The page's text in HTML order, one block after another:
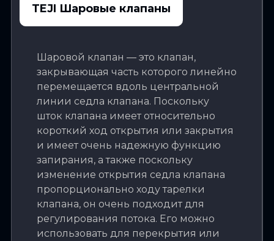
TEJI Шаровые клапаны
Шаровой клапан — это клапан,
закрывающая часть которого линейно
перемещается вдоль центральной
линии седла клапана. Поскольку
шток клапана имеет относительно
короткий ход открытия или закрытия
и имеет очень надежную функцию
запирания, а также поскольку
изменение открытия седла клапана
пропорционально ходу тарелки
клапана, он очень подходит для
регулирования потока. Его можно
использовать для перекрытия или